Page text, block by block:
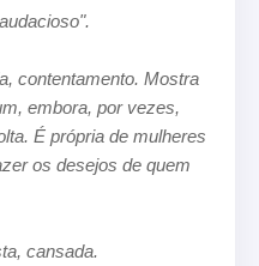
contentamento. Mostra
embora, por vezes,
É própria de mulheres
os desejos de quem
cansada.